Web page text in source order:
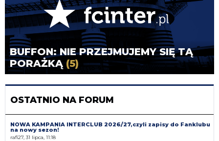
BUFFON: NIE PRZEJMUJEMY SIĘ TĄ
PORAŻKĄ (5)
OSTATNIO NA FORUM
NOWA KAMPANIA INTERCLUB 2026/27,czyli zapisy do Fanklubu
na nowy sezon!
rafi27, 31 lipca, 11:18